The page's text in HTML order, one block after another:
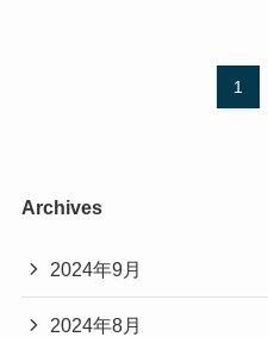
1
Archives
2024年9月
2024年8月